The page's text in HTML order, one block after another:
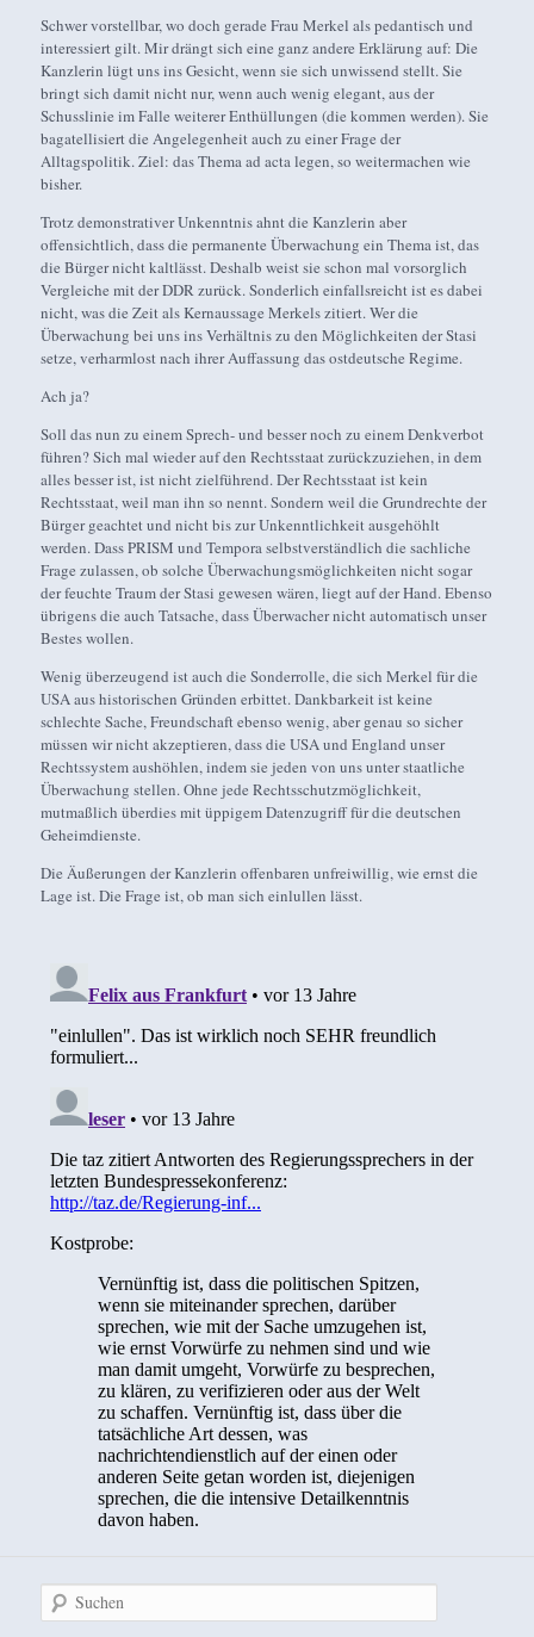
Schwer vorstellbar, wo doch gerade Frau Merkel als pedantisch und
interessiert gilt. Mir drängt sich eine ganz andere Erklärung auf: Die
Kanzlerin lügt uns ins Gesicht, wenn sie sich unwissend stellt. Sie
bringt sich damit nicht nur, wenn auch wenig elegant, aus der
Schusslinie im Falle weiterer Enthüllungen (die kommen werden). Sie
bagatellisiert die Angelegenheit auch zu einer Frage der
Alltagspolitik. Ziel: das Thema ad acta legen, so weitermachen wie
bisher.
Trotz demonstrativer Unkenntnis ahnt die Kanzlerin aber
offensichtlich, dass die permanente Überwachung ein Thema ist, das
die Bürger nicht kaltlässt. Deshalb weist sie schon mal vorsorglich
Vergleiche mit der DDR zurück. Sonderlich einfallsreicht ist es dabei
nicht, was die Zeit als Kernaussage Merkels zitiert. Wer die
Überwachung bei uns ins Verhältnis zu den Möglichkeiten der Stasi
setze, verharmlost nach ihrer Auffassung das ostdeutsche Regime.
Ach ja?
Soll das nun zu einem Sprech- und besser noch zu einem Denkverbot
führen? Sich mal wieder auf den Rechtsstaat zurückzuziehen, in dem
alles besser ist, ist nicht zielführend. Der Rechtsstaat ist kein
Rechtsstaat, weil man ihn so nennt. Sondern weil die Grundrechte der
Bürger geachtet und nicht bis zur Unkenntlichkeit ausgehöhlt
werden. Dass PRISM und Tempora selbstverständlich die sachliche
Frage zulassen, ob solche Überwachungsmöglichkeiten nicht sogar
der feuchte Traum der Stasi gewesen wären, liegt auf der Hand. Ebenso
übrigens die auch Tatsache, dass Überwacher nicht automatisch unser
Bestes wollen.
Wenig überzeugend ist auch die Sonderrolle, die sich Merkel für die
USA aus historischen Gründen erbittet. Dankbarkeit ist keine
schlechte Sache, Freundschaft ebenso wenig, aber genau so sicher
müssen wir nicht akzeptieren, dass die USA und England unser
Rechtssystem aushöhlen, indem sie jeden von uns unter staatliche
Überwachung stellen. Ohne jede Rechtsschutzmöglichkeit,
mutmaßlich überdies mit üppigem Datenzugriff für die deutschen
Geheimdienste.
Die Äußerungen der Kanzlerin offenbaren unfreiwillig, wie ernst die
Lage ist. Die Frage ist, ob man sich einlullen lässt.
Suchen